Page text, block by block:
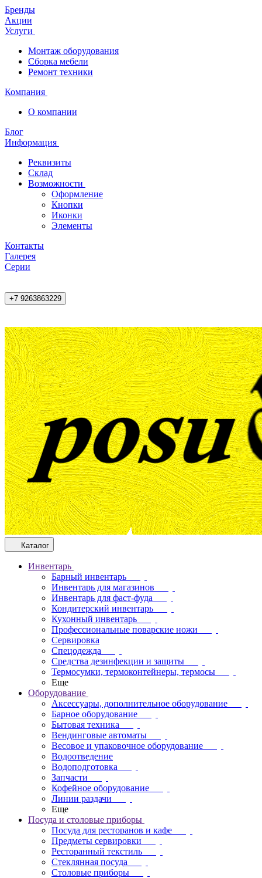
Бренды
Акции
Услуги
Монтаж оборудования
Сборка мебели
Ремонт техники
Компания
О компании
Блог
Информация
Реквизиты
Склад
Возможности
Оформление
Кнопки
Иконки
Элементы
Контакты
Галерея
Cерии
+7 9263863229
Каталог
Инвентарь
Барный инвентарь
Инвентарь для магазинов
Инвентарь для фаст-фуда
Кондитерский инвентарь
Кухонный инвентарь
Профессиональные поварские ножи
Сервировка
Спецодежда
Средства дезинфекции и защиты
Термосумки, термоконтейнеры, термосы
Еще
Оборудование
Аксессуары, дополнительное оборудование
Барное оборудование
Бытовая техника
Вендинговые автоматы
Весовое и упаковочное оборудование
Водоотведение
Водоподготовка
Запчасти
Кофейное оборудование
Линии раздачи
Еще
Посуда и столовые приборы
Посуда для ресторанов и кафе
Предметы сервировки
Ресторанный текстиль
Стеклянная посуда
Столовые приборы